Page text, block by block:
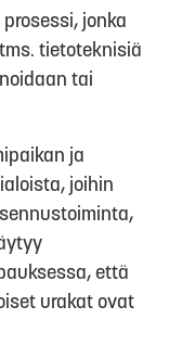
jonka
tietoteknisiä
tai
ja
joihin
että
urakat ovat